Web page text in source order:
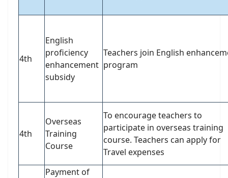
4th
English
proficiency
enhancement
subsidy
Teachers join English
program
4th
Overseas
Training
Course
To encourage teachers to
participate in overseas training
course. Teachers can apply for
Travel expenses
Payment of